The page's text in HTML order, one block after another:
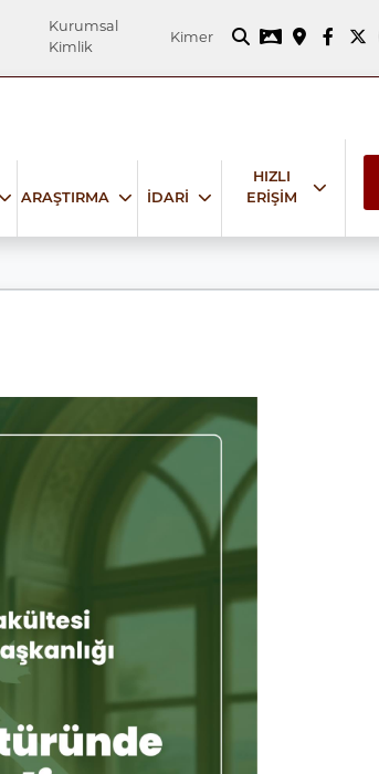
Kurumsal
Kimlik
Kimer
ARAŞTIRMA İDARİ
HIZLI
ERİŞİM